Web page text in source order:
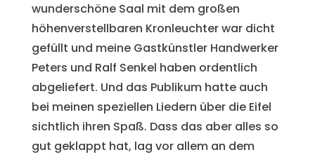
wunderschöne Saal mit dem großen
höhenverstellbaren Kronleuchter war dicht
gefüllt und meine Gastkünstler Handwerker
Peters und Ralf Senkel haben ordentlich
abgeliefert. Und das Publikum hatte auch
bei meinen speziellen Liedern über die Eifel
sichtlich ihren Spaß. Dass das aber alles so
gut geklappt hat, lag vor allem an dem